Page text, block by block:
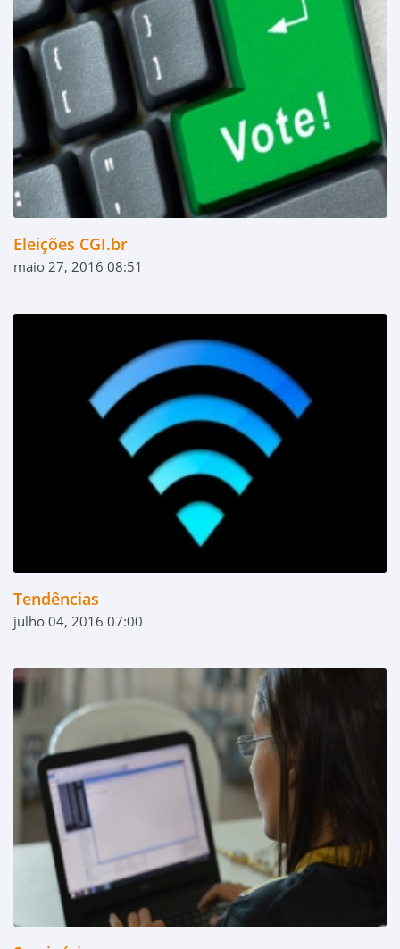
Eleições CGI.br
maio 27, 2016 08:51
Tendências
julho 04, 2016 07:00